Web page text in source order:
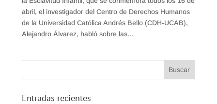
abril, el investigador del Centro de Derechos Humanos
de la Universidad Católica Andrés Bello (CDH-UCAB),
Alejandro Álvarez, habló sobre las...
Entradas recientes